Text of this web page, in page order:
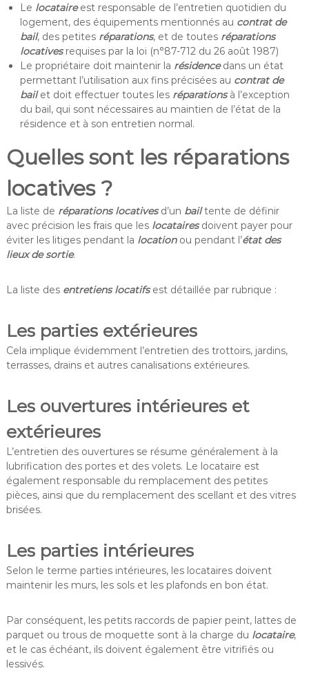
Le locataireest responsable de l’entretien quotidien du
logement, des équipements mentionnés au contrat de
bail, des petites réparations, et de toutes réparations
locativesrequises par la loi (n°87-712 du 26 août 1987)
Le propriétaire doit maintenir la résidencedans un état
permettant l’utilisation aux fins précisées au contrat de
bailet doit effectuer toutes les réparationsà l’exception
du bail, qui sont nécessaires au maintien de l’état de la
résidence et à son entretien normal.
Quelles sont les réparations
locatives ?
La liste de réparations locativesd’un bailtente de définir
avec précision les frais que les locatairesdoivent payer pour
éviter les litiges pendant la locationou pendant l’état des
lieux de sortie.
La liste des entretiens locatifsest détaillée par rubrique :
Les parties extérieures
Cela implique évidemment l’entretien des trottoirs, jardins,
terrasses, drains et autres canalisations extérieures.
Les ouvertures intérieures et
extérieures
L’entretien des ouvertures se résume généralement à la
lubrification des portes et des volets. Le locataire est
également responsable du remplacement des petites
pièces, ainsi que du remplacement des scellant et des vitres
brisées.
Les parties intérieures
Selon le terme parties intérieures, les locataires doivent
maintenir les murs, les sols et les plafonds en bon état.
Par conséquent, les petits raccords de papier peint, lattes de
parquet ou trous de moquette sont à la charge du locataire,
et le cas échéant, ils doivent également être vitrifiés ou
lessivés.